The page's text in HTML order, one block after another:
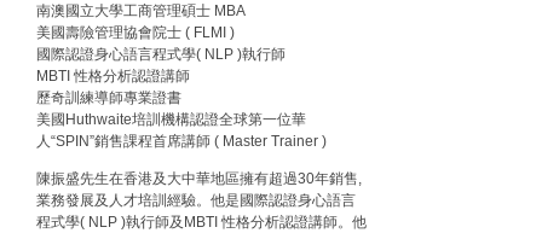
15:11
財經｜SHEIN傳最快8月中招股 估值料降至400億美
元以下
11:30
財經｜精星香港夥菜鳥拓全球智慧倉儲市場 加快海外
市場落地
14:50
地產｜大酒店中期轉賺2300萬元 斥21億翻新香港及
13:12
國際｜特朗普赴洛杉磯高球場活動前 男子攜槍彈被捕
南澳國立大學工商管理碩士 MBA
美國壽險管理協會院士 ( FLMI )
國際認證身心語言程式學( NLP )執行師
MBTI 性格分析認證講師
歷奇訓練導師專業證書
美國Huthwaite培訓機構認證全球第一位華
人“SPIN”銷售課程首席講師 ( Master Trainer )
陳振盛先生在香港及大中華地區擁有超過30年銷售,
業務發展及人才培訓經驗。他是國際認證身心語言
程式學( NLP )執行師及MBTI 性格分析認證講師。他